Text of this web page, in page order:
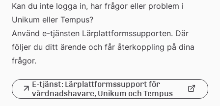
Kan du inte logga in, har frågor eller problem i
Unikum eller Tempus?
Använd e-tjänsten Lärplattformssupporten. Där
följer du ditt ärende och får återkoppling på dina
frågor.
E-tjänst: Lärplattformssupport för
vårdnadshavare, Unikum och Tempus
Länk